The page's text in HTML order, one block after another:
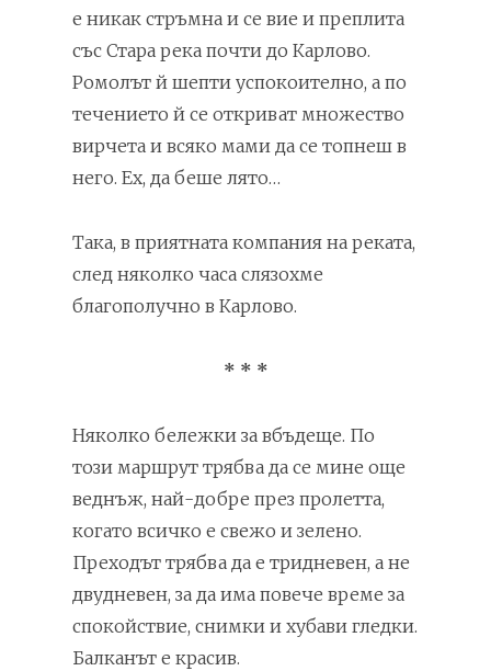
е никак стръмна и се вие и преплита
със Стара река почти до Карлово.
Ромолът й шепти успокоително, а по
течението й се откриват множество
вирчета и всяко мами да се топнеш в
него. Ех, да беше лято…
Така, в приятната компания на реката,
след няколко часа слязохме
благополучно в Карлово.
* * *
Няколко бележки за вбъдеще. По
този маршрут трябва да се мине още
веднъж, най-добре през пролетта,
когато всичко е свежо и зелено.
Преходът трябва да е тридневен, а не
двудневен, за да има повече време за
спокойствие, снимки и хубави гледки.
Балканът е красив.